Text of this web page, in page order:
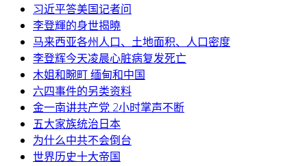
习近平答美国记者问
李登輝的身世揭曉
马来西亚各州人口、土地面积、人口密度
李登辉今天凌晨心脏病复发死亡
木姐和畹町 缅甸和中国
六四事件的另类资料
金一南讲共产党 2小时掌声不断
五大家族统治日本
为什么中共不会倒台
世界历史十大帝国